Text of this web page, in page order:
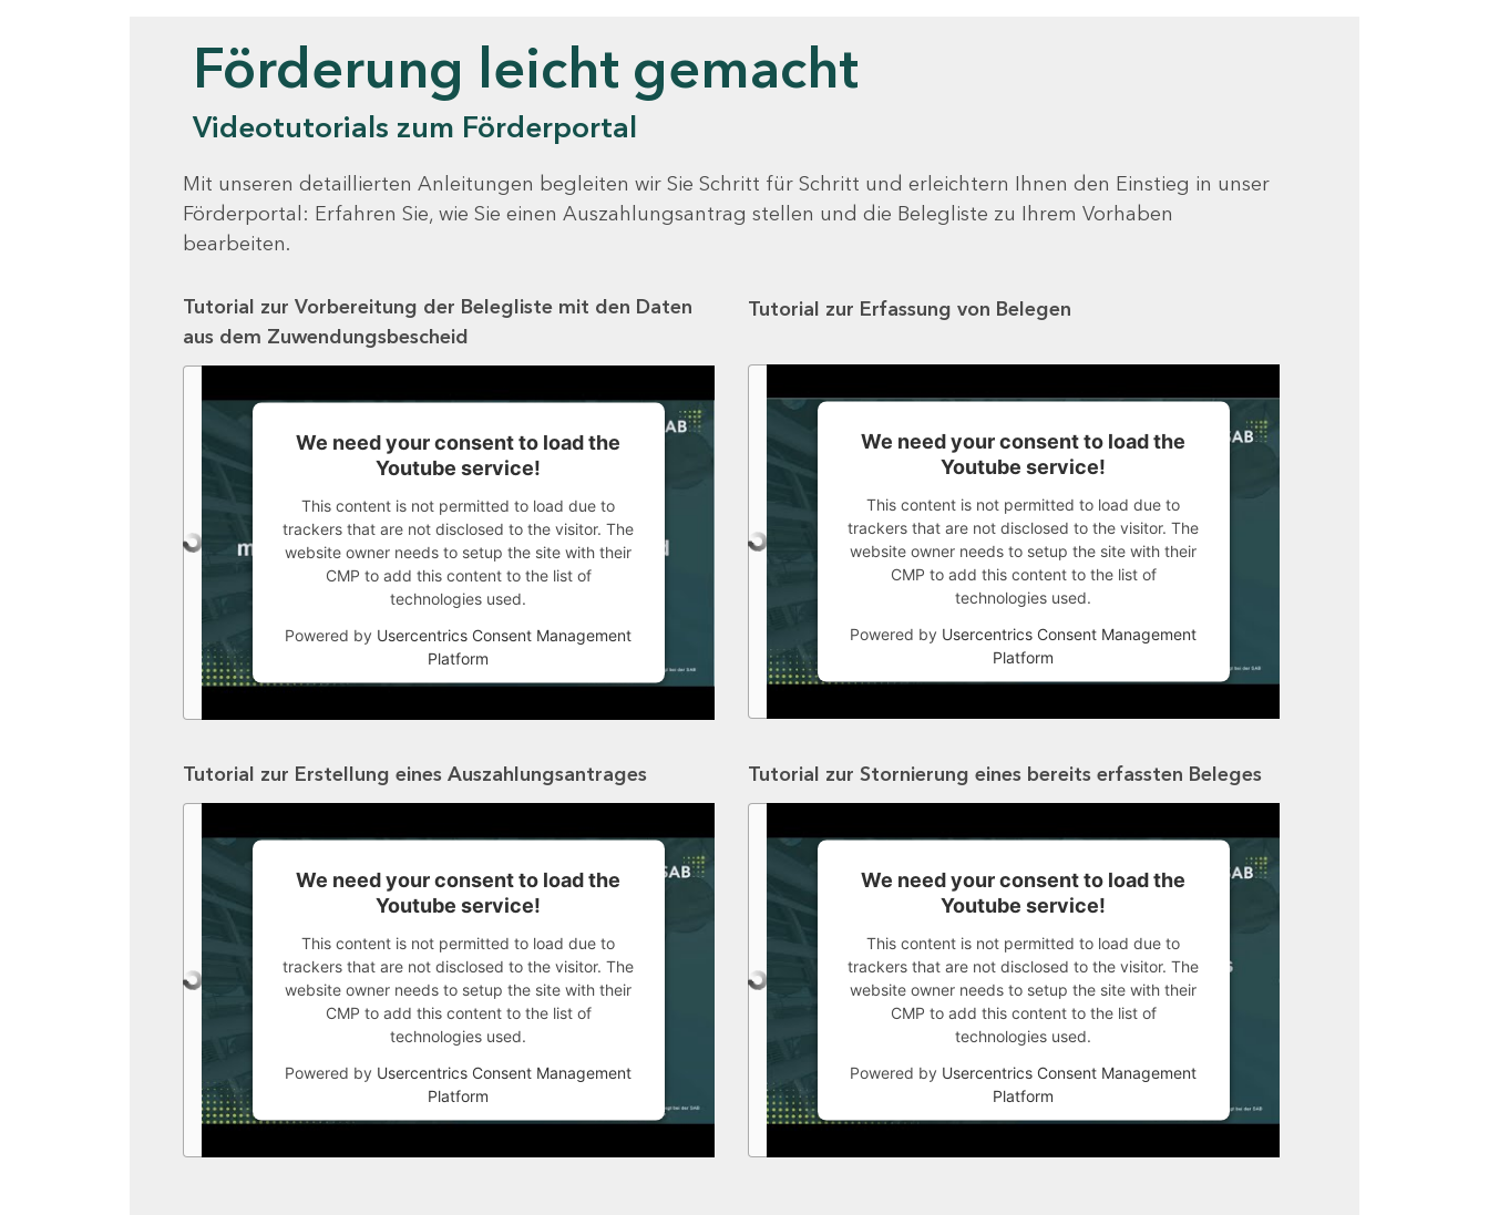
Förderung leicht gemacht
Videotutorials zum Förderportal
Mit unseren detaillierten Anleitungen begleiten wir Sie Schritt für Schritt und erleichtern Ihnen den Einstieg in unser
Förderportal: Erfahren Sie, wie Sie einen Auszahlungsantrag stellen und die Belegliste zu Ihrem Vorhaben
bearbeiten.
Tutorial zur Vorbereitung der Belegliste mit den Daten
aus dem Zuwendungsbescheid
We need your consent to load the
Youtube service!
This content is not permitted to load due to
trackers that are not disclosed to the visitor. The
website owner needs to setup the site with their
CMP to add this content to the list of
technologies used.
Powered by Usercentrics Consent Management
Platform
Tutorial zur Erfassung von Belegen
We need your consent to load the
Youtube service!
This content is not permitted to load due to
trackers that are not disclosed to the visitor. The
website owner needs to setup the site with their
CMP to add this content to the list of
technologies used.
Powered by Usercentrics Consent Management
Platform
Tutorial zur Erstellung eines Auszahlungsantrages
We need your consent to load the
Youtube service!
This content is not permitted to load due to
trackers that are not disclosed to the visitor. The
website owner needs to setup the site with their
CMP to add this content to the list of
technologies used.
Powered by Usercentrics Consent Management
Platform
Tutorial zur Stornierung eines bereits erfassten Beleges
We need your consent to load the
Youtube service!
This content is not permitted to load due to
trackers that are not disclosed to the visitor. The
website owner needs to setup the site with their
CMP to add this content to the list of
technologies used.
Powered by Usercentrics Consent Management
Platform